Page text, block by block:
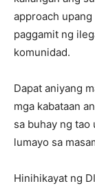
approach
paggamit ng
komunidad.
Dapat aniyang
mga kabataan
sa buhay ng tao
lumayo sa
Hinihikayat ng